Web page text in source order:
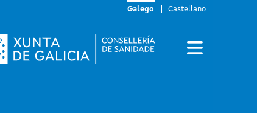
Galego Castellano